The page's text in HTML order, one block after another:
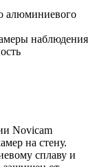
алюминиевого
наблюдения
Novicam
на стену.
сплаву и